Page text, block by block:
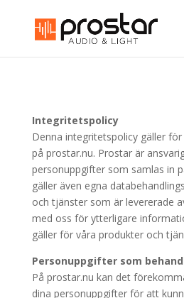
Integritetspolicy
Denna integritetspolicy gäller
på prostar.nu. Prostar är
personuppgifter som samlas in
gäller även egna
och tjänster som är levererade
med oss för ytterligare
gäller för våra produkter och
Personuppgifter som
På prostar.nu kan det
dina personuppgifter för att